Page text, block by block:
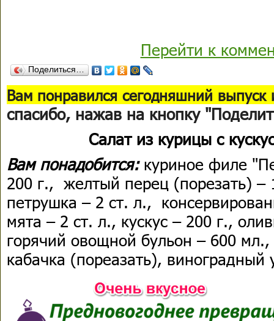
Перейти к
Поделиться…
Вам понравился сегодняшний выпуск
спасибо, нажав на кнопку
Салат из курицы с
Вам понадобится: куриное филе
200 г., желтый перец (порезать) –
петрушка – 2 ст. л.,
мята – 2 ст. л., кускус – 200 г.,
горячий овощной бульон – 600
кабачка (пореазать), виноградный